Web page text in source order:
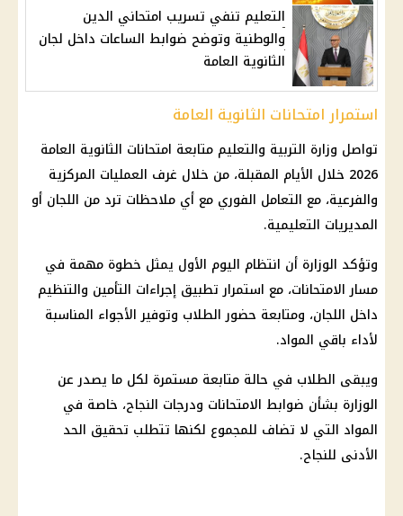
التعليم تنفي تسريب امتحاني الدين
والوطنية وتوضح ضوابط الساعات داخل لجان
الثانوية العامة
استمرار امتحانات الثانوية العامة
تواصل وزارة التربية والتعليم متابعة امتحانات الثانوية العامة
2026 خلال الأيام المقبلة، من خلال غرف العمليات المركزية
والفرعية، مع التعامل الفوري مع أي ملاحظات ترد من اللجان أو
المديريات التعليمية.
وتؤكد الوزارة أن انتظام اليوم الأول يمثل خطوة مهمة في
مسار الامتحانات، مع استمرار تطبيق إجراءات التأمين والتنظيم
داخل اللجان، ومتابعة حضور الطلاب وتوفير الأجواء المناسبة
لأداء باقي المواد.
ويبقى الطلاب في حالة متابعة مستمرة لكل ما يصدر عن
الوزارة بشأن ضوابط الامتحانات ودرجات النجاح، خاصة في
المواد التي لا تضاف للمجموع لكنها تتطلب تحقيق الحد
الأدنى للنجاح.